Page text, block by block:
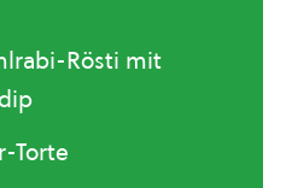
Rösti mit
Torte